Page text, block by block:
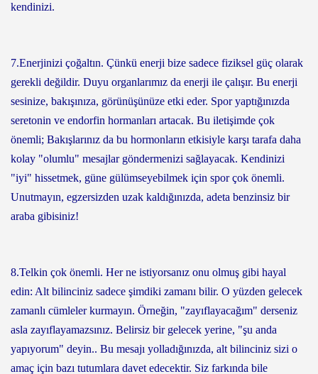
kendinizi.
7.Enerjinizi çoğaltın. Çünkü enerji bize sadece fiziksel güç olarak
gerekli değildir. Duyu organlarımız da enerji ile çalışır. Bu enerji
sesinize, bakışınıza, görünüşünüze etki eder. Spor yaptığınızda
seretonin ve endorfin hormanları artacak. Bu iletişimde çok
önemli; Bakışlarınız da bu hormonların etkisiyle karşı tarafa daha
kolay "olumlu" mesajlar göndermenizi sağlayacak. Kendinizi
"iyi" hissetmek, güne gülümseyebilmek için spor çok önemli.
Unutmayın, egzersizden uzak kaldığınızda, adeta benzinsiz bir
araba gibisiniz!
8.Telkin çok önemli. Her ne istiyorsanız onu olmuş gibi hayal
edin: Alt bilinciniz sadece şimdiki zamanı bilir. O yüzden gelecek
zamanlı cümleler kurmayın. Örneğin, "zayıflayacağım" derseniz
asla zayıflayamazsınız. Belirsiz bir gelecek yerine, "şu anda
yapıyorum" deyin.. Bu mesajı yolladığınızda, alt bilinciniz sizi o
amaç için bazı tutumlara davet edecektir. Siz farkında bile